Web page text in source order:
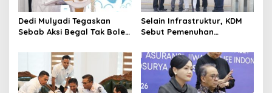
Dedi Mulyadi Tegaskan
Sebab Aksi Begal Tak Boleh
Ekonomi
Selain Infrastruktur, KDM
Sebut Pemenuhan
Masyarakat Jadi Fokus
APBD Jabar 2027